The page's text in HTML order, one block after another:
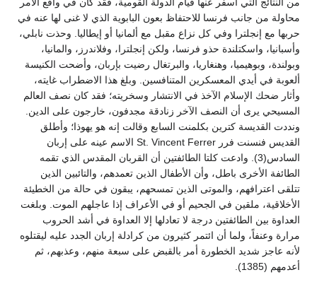
محاولة من جانب فرنسا للاحتفاظ بعون البابوية الذي لا غنى لها عنه في
حربها مع إنجلترا وفي كل نزاع مقبل مع ألمانيا أو إيطاليا. وحذت نابلي،
وأسبانيا، واسكتلندة حذو فرنسا، ولكن إنجلترا، وفلاندرز، والمانيا،
وبولندة، وبوهيميا، وهنغاريا، والبرتغال رضيت بإربان، وأضحت الكنيسة
ألعوبة في أيدي المعسكرين المتنافسين. وبلغ هذا الاضطراب غايته،
وأثار ضحك الإسلام الآخذ في الانتشار وسخريته؛ فقد كان نصف العالم
المسيحي يرى أن النصف الآخر زنادقة مجدفون، خارجون على الدين.
ونددت القديسة كترين بكلمنت السابع وقالت إنه هو يهوذا؛ وأطلق
القديس فنسنت فرر St. Vincent Ferrer الاسم عينه على إربان
السادس(3). وادعت كلتا الطائفتين أن القربان المقدس الذي تقمه
الطائفة الأخرى باطل، وأن الأطفال الذين تعمدهم، والتائبين الذين
تتلقى اعترافهم، والموتى الذين تمسحهم، يبقون في حالة من الخطيئة
الأخلاقية، ملقين في الجحيم أو في الأعراف إذا عاجلهم الموت. وبلغت
العداوة بين الطائفتين درجة لا تعادلها إلا العداوة في أشد الحروب
مرارة وعنفاً، ولما أن ائتمر كثيرون من كرادلة إربان الجدد عليه ليقتلوه
لأنه عاجز شديد الخطورة أمر بالقبض على سبعة منهم، وعذبهم، ثم
أعدمهم (1385).